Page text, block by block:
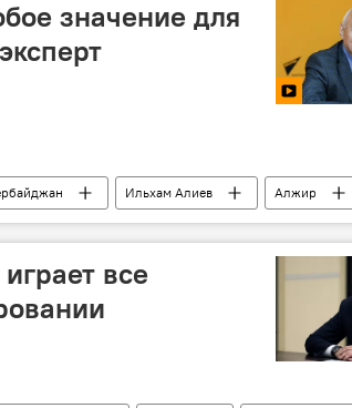
значение для
Ильхам Алиев
Алжир
все